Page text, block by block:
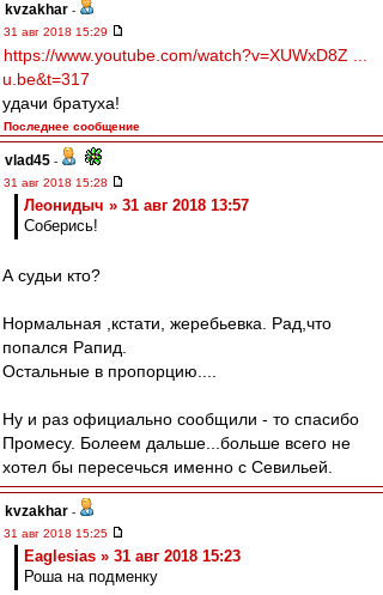
kvzakhar -
31 авг 2018 15:29
https://www.youtube.com/watch?v=XUWxD8Z ...
u.be&t=317
удачи братуха!
Последнее сообщение
vlad45 -
31 авг 2018 15:28
Леонидыч » 31 авг 2018 13:57
Соберись!
А судьи кто?
Нормальная ,кстати, жеребьевка. Рад,что
попался Рапид.
Остальные в пропорцию....
Ну и раз официально сообщили - то спасибо
Промесу. Болеем дальше...больше всего не
хотел бы пересечься именно с Севильей.
kvzakhar -
31 авг 2018 15:25
Eaglesias » 31 авг 2018 15:23
Роша на подменку